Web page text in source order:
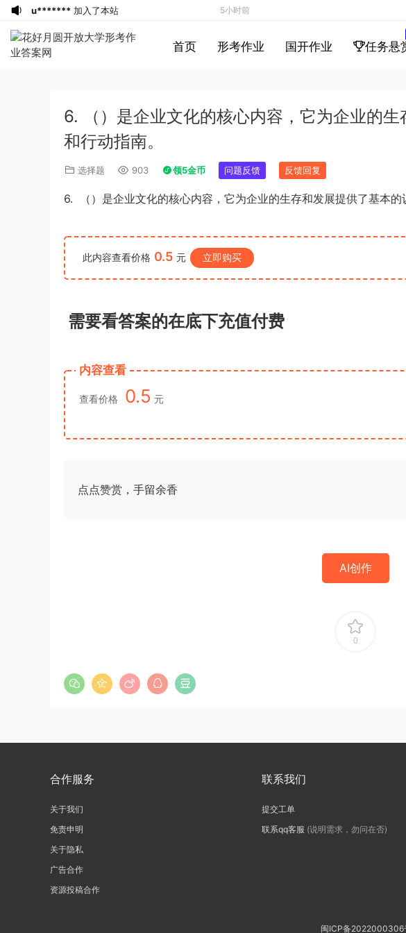
首页 形考作业 国开作业 任务悬
6. （）是企业文化的核心内容，它为企业的
和行动指南。
选择题 903 领5金币 问题反馈 反馈回复
6. （）是企业文化的核心内容，它为企业的生存和发展提供了基本的
此内容查看价格 0.5 元 立即购买
需要看答案的在底下充值付费
内容查看
查看价格 0.5 元
点点赞赏，手留余香
AI创作
0
合作服务
关于我们
免责申明
关于隐私
广告合作
资源投稿合作
联系我们
提交工单
联系qq客服 (说明需求，勿问在否)
闽ICP备2022000306
u******* 加入了本站 5小时前
游客下载了资源iPhone 16 系列之字形
保护壳 – 可自定义按钮颜色 | 16、16
游客下载了资源
2017年422公务员联考
7小时前
《申论》真题（B卷）及参考答案
下载了资源 2015年黑龙江公务员考
试《行测》卷答案及解析
12小时前
下载了资源2020年1011新疆公务员
员考试《行测》真题参考答案及解析
下载了资源坐立不安的僵尸钥匙扣
3d打印图纸
14小时前
下载了资源
2009年广东公务员考试
16小时前
《行测》真题(下半年）答案及解析
下载了资源 2019年420联考《行
测》真题（河南县级以上）答案及解析
17小时前
下载了资源2016年0423浙江公务
员考试《行测》真题（A卷）参考答案及
34分钟前
u*******签到打卡，获得1元奖励 40分钟前
《行测》真题答案及解析
下载了资源2021年公务员多省联考
3小时前